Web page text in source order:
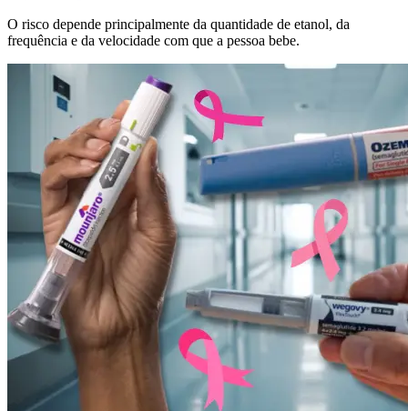
O risco depende principalmente da quantidade de etanol, da
frequência e da velocidade com que a pessoa bebe.